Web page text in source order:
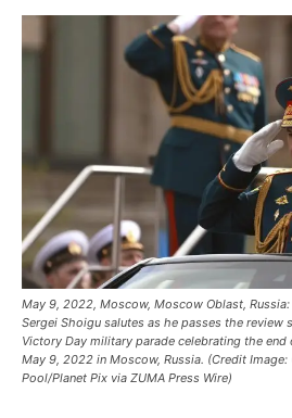
May 9, 2022, Moscow, Moscow Oblast,
Sergei Shoigu salutes as he passes the review
Victory Day military parade celebrating the end
May 9, 2022 in Moscow, Russia. (Credit
Pool/Planet Pix via ZUMA Press Wire)